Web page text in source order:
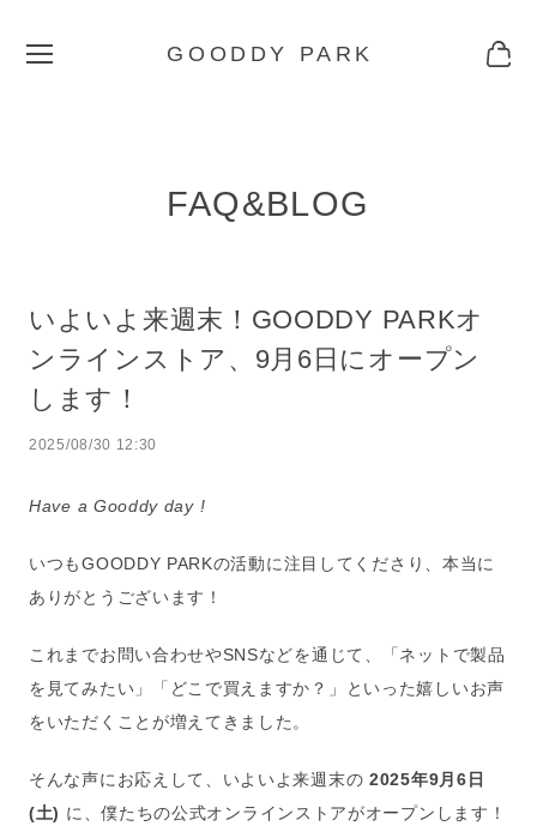
GOODDY PARK
FAQ&BLOG
いよいよ来週末！GOODDY PARKオ
ンラインストア、9月6日にオープン
します！
2025/08/30 12:30
Have a Gooddy day !
いつもGOODDY PARKの活動に注目してくださり、本当に
ありがとうございます！
これまでお問い合わせやSNSなどを通じて、「ネットで製品
を見てみたい」「どこで買えますか？」といった嬉しいお声
をいただくことが増えてきました。
そんな声にお応えして、いよいよ来週末の2025年9月6日
(土) に、僕たちの公式オンラインストアがオープンします！